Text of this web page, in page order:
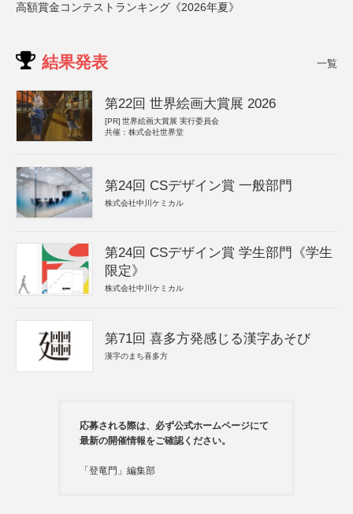
高額賞金コンテストランキング《2026年夏》
結果発表 一覧
第22回 世界絵画大賞展 2026
[PR] 世界絵画大賞展 実行委員会
共催：株式会社世界堂
第24回 CSデザイン賞 一般部門
株式会社中川ケミカル
第24回 CSデザイン賞 学生部門《学生
限定》
株式会社中川ケミカル
第71回 喜多方発感じる漢字あそび
漢字のまち喜多方
応募される際は、必ず公式ホームページにて
最新の開催情報をご確認ください。
「登竜門」編集部